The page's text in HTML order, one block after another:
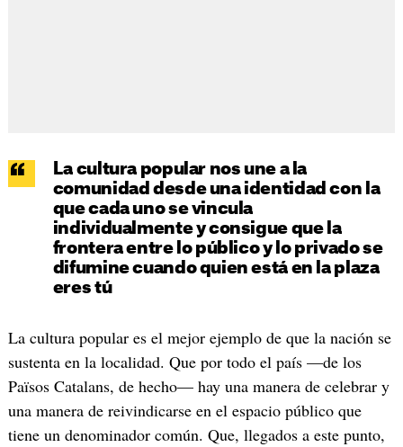
La cultura popular nos une a la
comunidad desde una identidad con la
que cada uno se vincula
individualmente y consigue que la
frontera entre lo público y lo privado se
difumine cuando quien está en la plaza
eres tú
La cultura popular es el mejor ejemplo de que la nación se
sustenta en la localidad. Que por todo el país —de los
Països Catalans, de hecho— hay una manera de celebrar y
una manera de reivindicarse en el espacio público que
tiene un denominador común. Que, llegados a este punto,